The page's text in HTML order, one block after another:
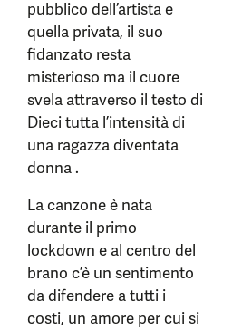
pubblico dell’artista e
quella privata, il suo
fidanzato resta
misterioso ma il cuore
svela attraverso il testo di
Dieci tutta l’intensità di
una ragazza diventata
donna .
La canzone è nata
durante il primo
lockdown e al centro del
brano c’è un sentimento
da difendere a tutti i
costi, un amore per cui si